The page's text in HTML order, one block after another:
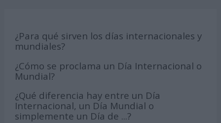
¿Para qué sirven los días internacionales y
mundiales?
¿Cómo se proclama un Día Internacional o
Mundial?
¿Qué diferencia hay entre un Día
Internacional, un Día Mundial o
simplemente un Día de ...?